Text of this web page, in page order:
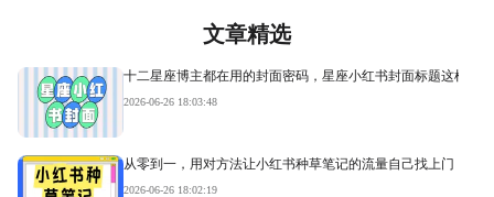
文章精选
十二星座博主都在用的封面密码，星座小红书封面标题这样写
2026-06-26 18:03:48
从零到一，用对方法让小红书种草笔记的流量自己找上门
2026-06-26 18:02:19